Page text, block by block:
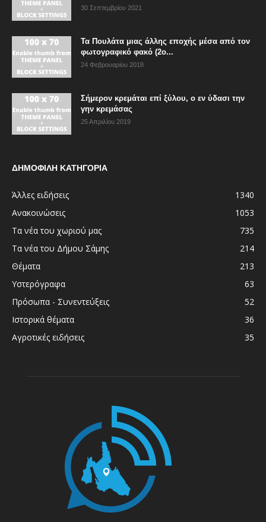
30 Σεπτεμβρίου 2021
Τα Πουλάτα μιας άλλης εποχής μέσα από τον
φωτογραφικό φακό (2ο...
24 Φεβρουαρίου 2018
Σήμερον κρεμάται επί ξύλου, ο εν ύδασι την
γην κρεμάσας
25 Απριλίου 2019
ΔΗΜΟΦΙΛΗ ΚΑΤΗΓΟΡΙΑ
Άλλες ειδήσεις
1340
Ανακοινώσεις
1053
Τα νέα του χωριού μας
735
Τα νέα του Δήμου Σάμης
214
Θέματα
213
Υστερόγραφα
63
Πρόσωπα - Συνεντεύξεις
52
Ιστορικά θέματα
36
Αγροτικές ειδήσεις
35